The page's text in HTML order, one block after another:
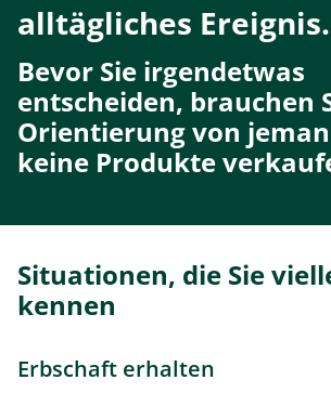
alltägliches Ereignis.
Bevor Sie irgendetwas
entscheiden, brauchen
Orientierung von
keine Produkte
Situationen, die Sie
kennen
Erbschaft erhalten